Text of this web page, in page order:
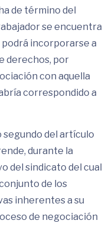
de término del
se encuentra
incorporarse a
derechos, por
con aquella
correspondido a
segundo del artículo
durante la
del sindicato del cual
de los
inherentes a su
de negociación